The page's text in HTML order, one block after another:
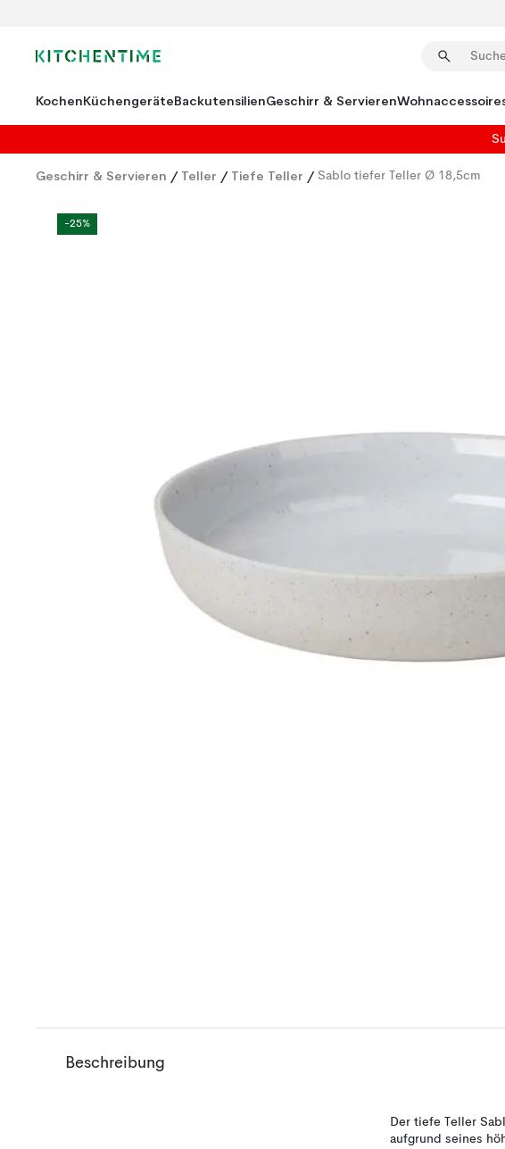
KochenKüchengeräteBackutensilienGeschirr & Servieren
Geschirr & Servieren / Teller / Tiefe Teller / Sablo tiefer Teller Ø 18,5cm
-25%
Beschreibung
Der tiefe Teller
aufgrund seines